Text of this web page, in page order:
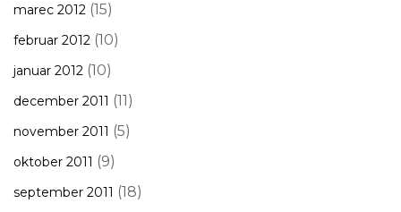
marec 2012 (15)
februar 2012 (10)
januar 2012 (10)
december 2011 (11)
november 2011 (5)
oktober 2011 (9)
september 2011 (18)